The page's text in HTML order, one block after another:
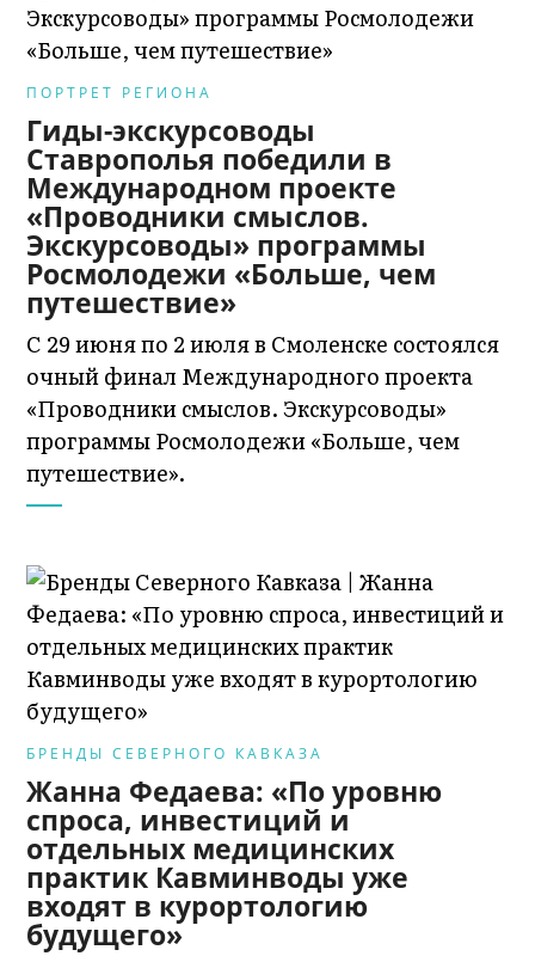
ПОРТРЕТ РЕГИОНА
Гиды-экскурсоводы
Ставрополья победили в
Международном проекте
«Проводники смыслов.
Экскурсоводы» программы
Росмолодежи «Больше, чем
путешествие»
С 29 июня по 2 июля в Смоленске состоялся
очный финал Международного проекта
«Проводники смыслов. Экскурсоводы»
программы Росмолодежи «Больше, чем
путешествие».
БРЕНДЫ СЕВЕРНОГО КАВКАЗА
Жанна Федаева: «По уровню
спроса, инвестиций и
отдельных медицинских
практик Кавминводы уже
входят в курортологию
будущего»